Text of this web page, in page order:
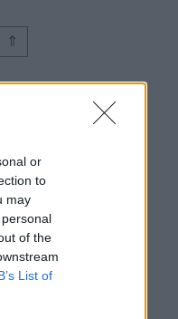
or
to
may
of the
List of
⇑